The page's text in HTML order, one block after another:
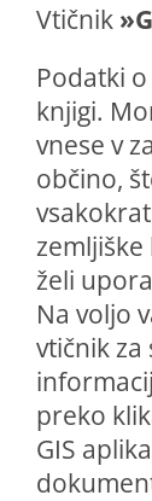
Vtičnik
Podatki
knjigi.
vnese v
občino,
želi
Na voljo
vtičnik
preko
GIS